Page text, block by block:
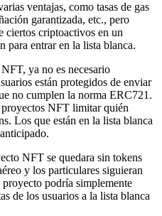
ventajas, como tasas de gas
garantizada, etc., pero
ciertos criptoactivos en un
para entrar en la lista blanca.
ya no es necesario
están protegidos de enviar
no cumplen la norma ERC721.
NFT limitar quién
Los que están en la lista blanca
NFT se quedara sin tokens
y los particulares siguieran
podría simplemente
de los usuarios a la lista blanca